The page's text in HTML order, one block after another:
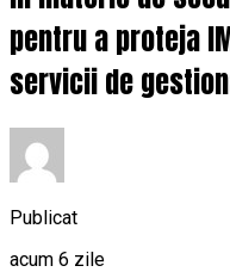
pentru a proteja
servicii de
Publicat
acum 6 zile